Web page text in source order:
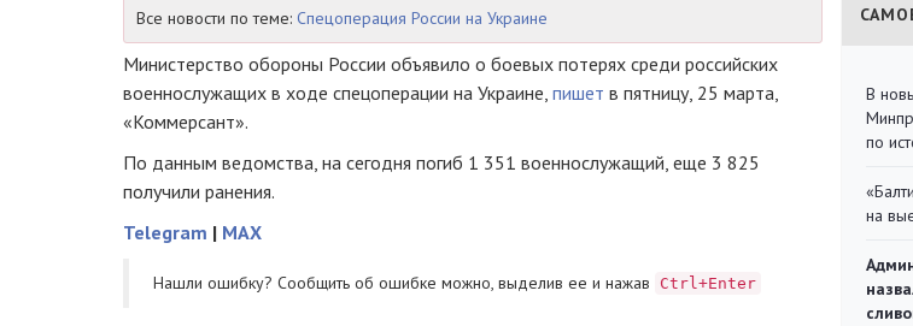
Все новости по теме: Спецоперация России на Украине
Министерство обороны России объявило о боевых потерях среди российских
военнослужащих в ходе спецоперации на Украине, пишет в пятницу, 25 марта,
«Коммерсант».
По данным ведомства, на сегодня погиб 1 351 военнослужащий, еще 3 825
получили ранения.
Telegram | MAX
Нашли ошибку? Cообщить об ошибке можно, выделив ее и нажав Ctrl+Enter
В
по
на